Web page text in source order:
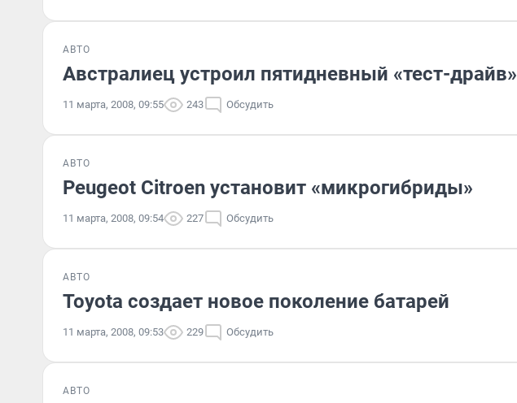
АВТО
Австралиец устроил пятидневный «тест-драйв»
11 марта, 2008, 09:55 243 Обсудить
АВТО
Peugeot Citroen установит «микрогибриды»
11 марта, 2008, 09:54 227 Обсудить
АВТО
Toyota создает новое поколение батарей
11 марта, 2008, 09:53 229 Обсудить
АВТО